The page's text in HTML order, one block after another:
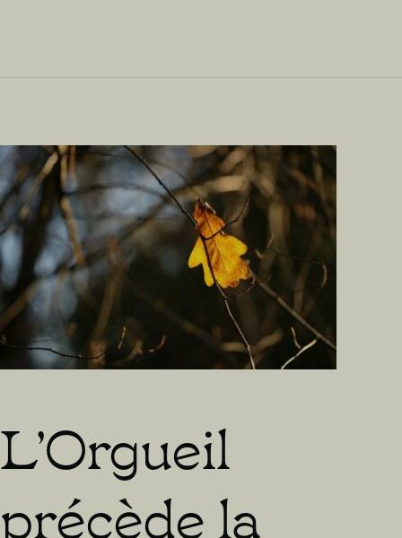
L’Orgueil
précède la